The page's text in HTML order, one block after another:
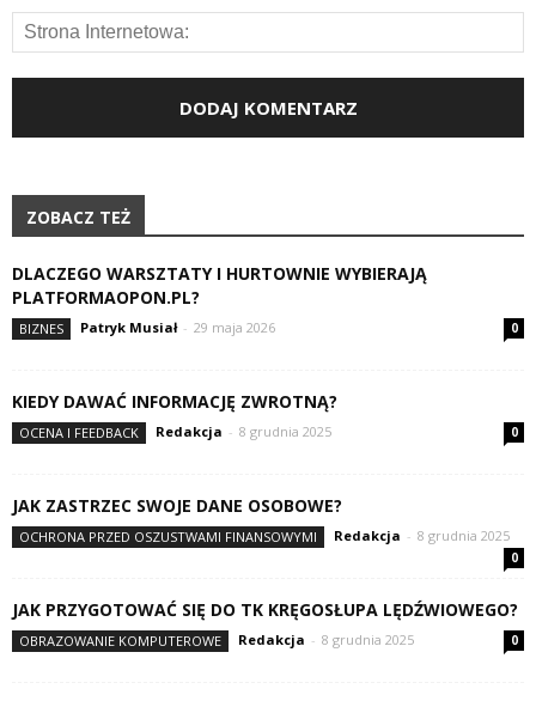
ZOBACZ TEŻ
DLACZEGO WARSZTATY I HURTOWNIE WYBIERAJĄ
PLATFORMAOPON.PL?
BIZNES Patryk Musiał - 29 maja 2026 0
KIEDY DAWAĆ INFORMACJĘ ZWROTNĄ?
OCENA I FEEDBACK Redakcja - 8 grudnia 2025 0
JAK ZASTRZEC SWOJE DANE OSOBOWE?
OCHRONA PRZED OSZUSTWAMI FINANSOWYMI Redakcja - 8 grudnia 2025
0
JAK PRZYGOTOWAĆ SIĘ DO TK KRĘGOSŁUPA LĘDŹWIOWEGO?
OBRAZOWANIE KOMPUTEROWE Redakcja - 8 grudnia 2025 0